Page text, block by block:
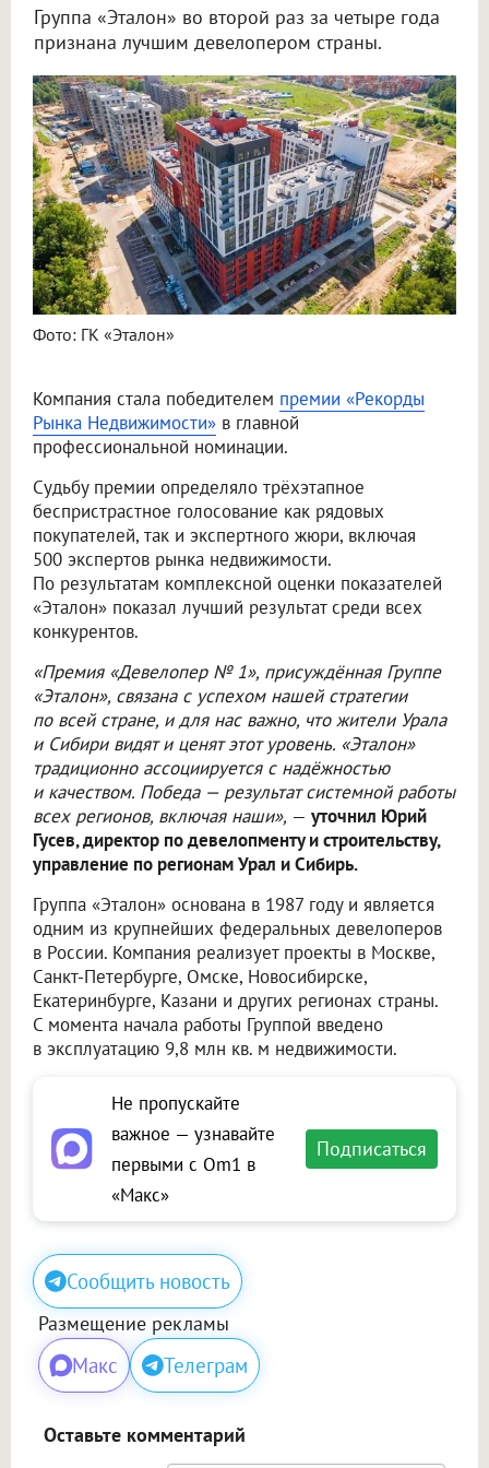
Группа «Эталон» во второй раз за четыре года
признана лучшим девелопером страны.
Фото: ГК «Эталон»
Компания стала победителем премии «Рекорды
Рынка Недвижимости» в главной
профессиональной номинации.
Судьбу премии определяло трёхэтапное
беспристрастное голосование как рядовых
покупателей, так и экспертного жюри, включая
500 экспертов рынка недвижимости.
По результатам комплексной оценки показателей
«Эталон» показал лучший результат среди всех
конкурентов.
«Премия «Девелопер № 1», присуждённая Группе
«Эталон», связана с успехом нашей стратегии
по всей стране, и для нас важно, что жители Урала
и Сибири видят и ценят этот уровень. «Эталон»
традиционно ассоциируется с надёжностью
и качеством. Победа — результат системной работы
всех регионов, включая наши», — уточнил Юрий
Гусев, директор по девелопменту и строительству,
управление по регионам Урал и Сибирь.
Группа «Эталон» основана в 1987 году и является
одним из крупнейших федеральных девелоперов
в России. Компания реализует проекты в Москве,
Санкт-Петербурге, Омске, Новосибирске,
Екатеринбурге, Казани и других регионах страны.
С момента начала работы Группой введено
в эксплуатацию 9,8 млн кв. м недвижимости.
Не пропускайте
важное — узнавайте
первыми с Om1 в
«Макс»
Подписаться
Сообщить новость
Размещение рекламы
Макс Телеграм
Оставьте комментарий